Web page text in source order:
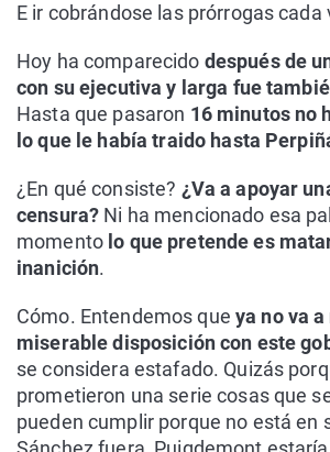
E ir cobrándose las prórrogas cada
Hoy ha comparecido después de
con su ejecutiva y larga fue
Hasta que pasaron 16 minutos no
lo que le había traido hasta
¿En qué consiste? ¿Va a apoyar
censura? Ni ha mencionado esa
momentolo que pretende es
inanición.
Cómo. Entendemos que ya no va
miserable disposición con este
se considera estafado. Quizás
prometieron una serie cosas que
pueden cumplir porque no está en